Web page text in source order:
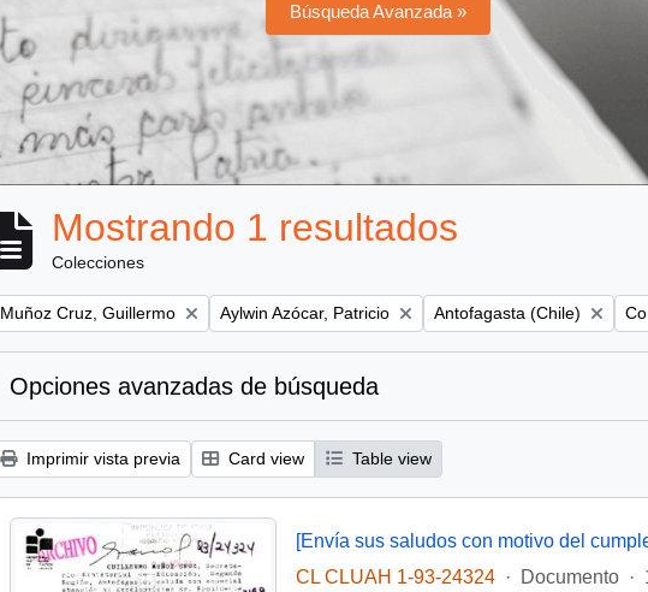
Búsqueda Avanzada »
Mostrando 1 resultados
Colecciones
Remove filter:
Muñoz Cruz, Guillermo Remove filter:
Aylwin Azócar, Patricio Remove filter:
Antofagasta (Chile)
Opciones avanzadas de búsqueda
Imprimir vista previa Card view Table view
[Envía sus saludos con motivo del
CL CLUAH 1-93-24324
· Documento ·